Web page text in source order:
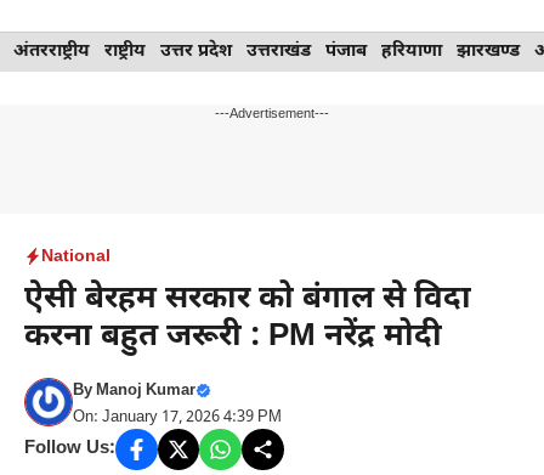
Skip
to
अंतरराष्ट्रीय राष्ट्रीय उत्तर प्रदेश उत्तराखंड पंजाब हरियाणा झारखण्ड
---Advertisement---
National
ऐसी बेरहम सरकार को बंगाल से विदा
करना बहुत जरूरी : PM नरेंद्र मोदी
ByManoj Kumar
On: January 17, 2026 4:39 PM
Follow Us: